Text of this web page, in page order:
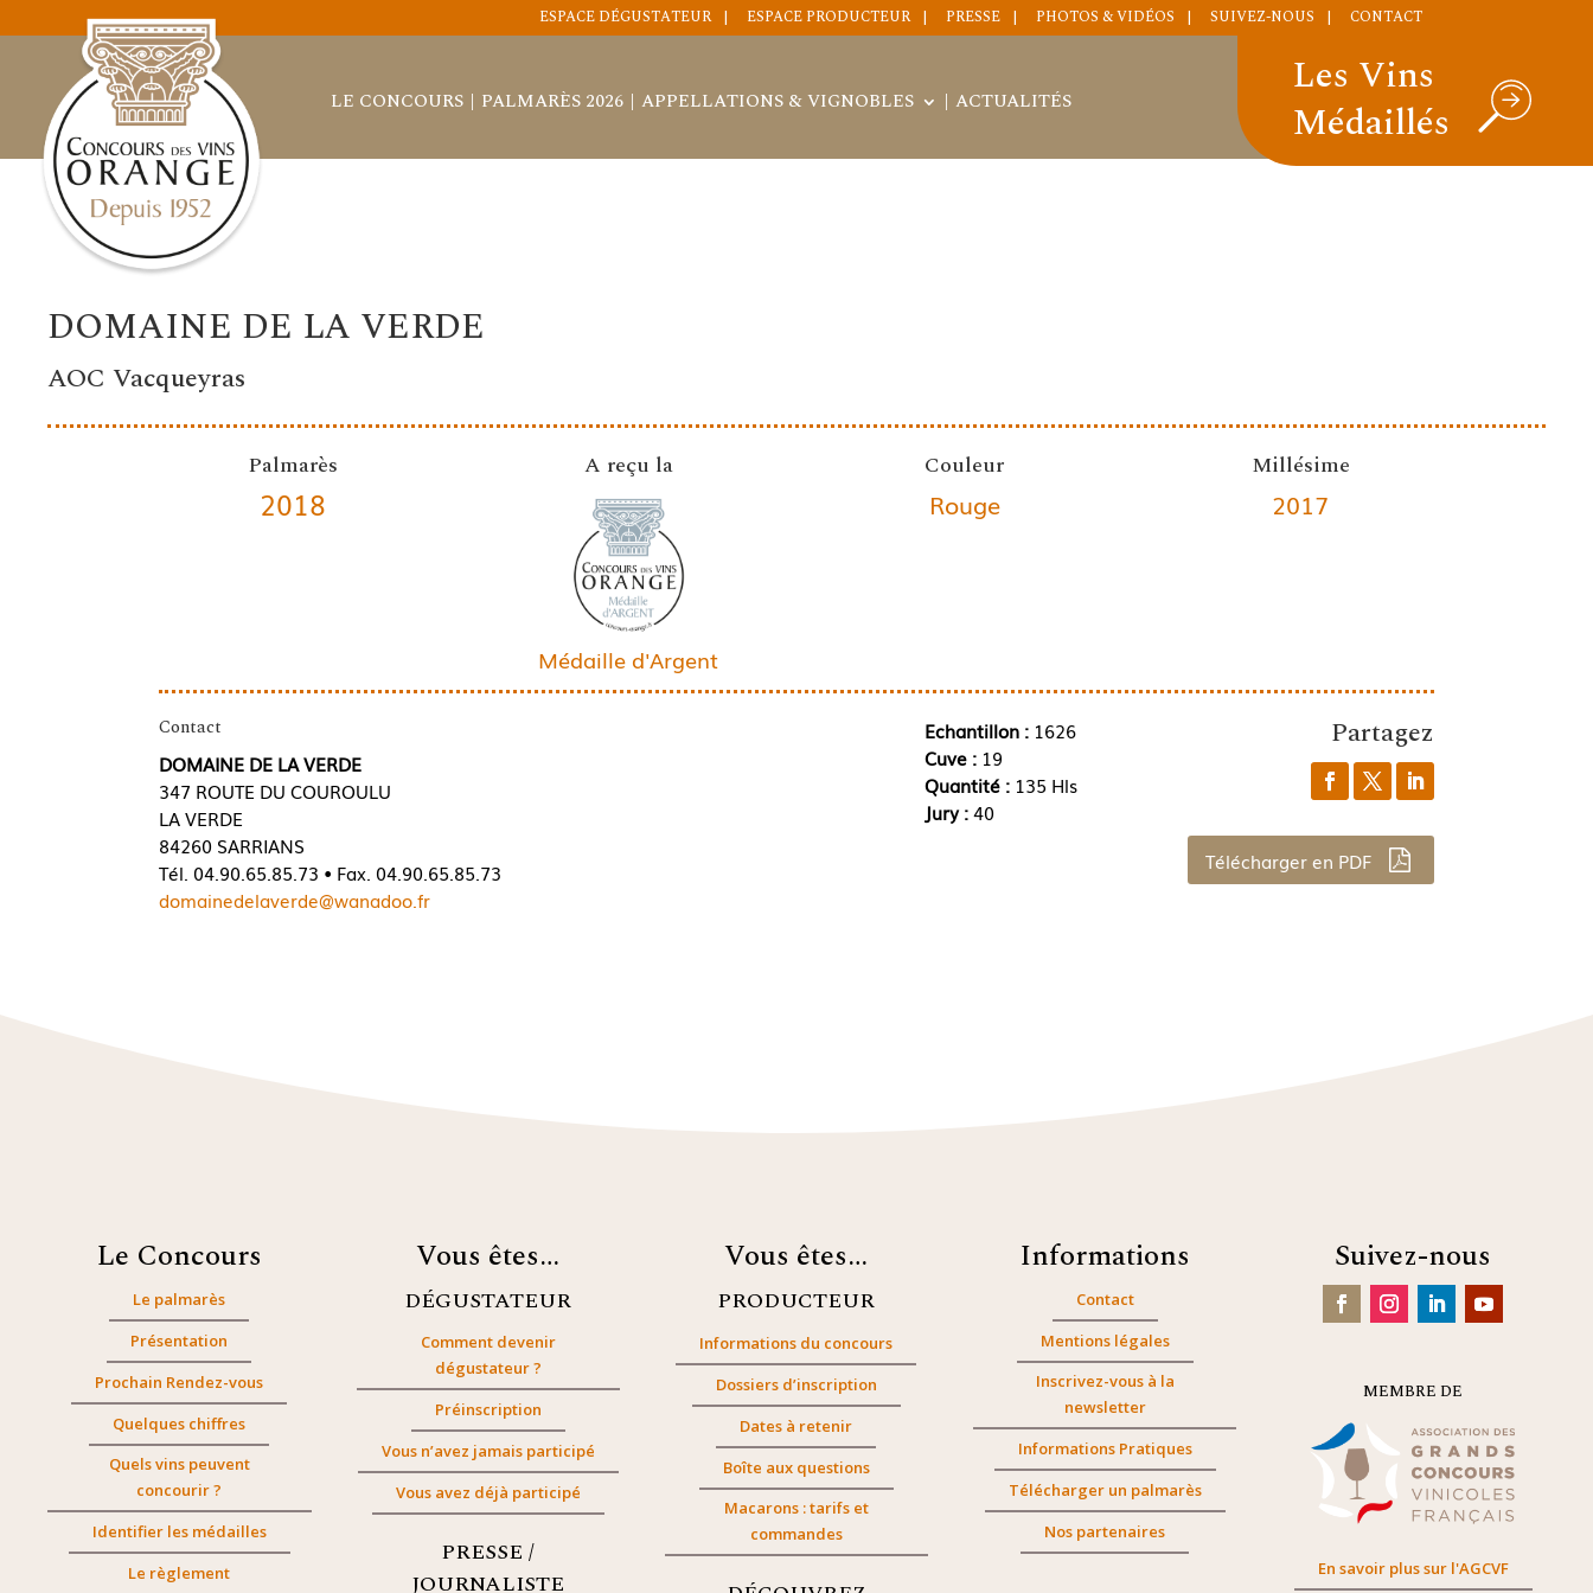
ESPACE DÉGUSTATEUR ESPACE PRODUCTEUR PRESSE PHOTOS & VIDÉOS SUIVEZ-NOUS CONTACT
LE CONCOURS PALMARÈS 2026 APPELLATIONS & VIGNOBLES ACTUALITÉS
Les Vins
Médaillés
DOMAINE DE LA VERDE
AOC Vacqueyras
Palmarès
2018
A reçu la
Médaille d'Argent
Couleur
Rouge
Millésime
2017
Contact
DOMAINE DE LA VERDE
347 ROUTE DU COUROULU
LA VERDE
84260 SARRIANS
Tél. 04.90.65.85.73 • Fax. 04.90.65.85.73
domainedelaverde@wanadoo.fr
Echantillon :1626
Cuve : 19
Quantité : 135 Hls
Jury :40
Partagez
Télécharger en PDF
Le Concours
Le palmarès
Présentation
Prochain Rendez-vous
Quelques chiffres
Quels vins peuvent
concourir ?
Identifier les médailles
Le règlement
Vous êtes…
DÉGUSTATEUR
Comment devenir
dégustateur ?
Préinscription
Vous n’avez jamais participé
Vous avez déjà participé
PRESSE /
JOURNALISTE
Vous êtes…
PRODUCTEUR
Informations du concours
Dossiers d’inscription
Dates à retenir
Boîte aux questions
Macarons : tarifs et
commandes
Informations
Contact
Mentions légales
Inscrivez-vous à la
newsletter
Informations Pratiques
Télécharger un palmarès
Nos partenaires
Suivez-nous
MEMBRE DE
En savoir plus sur l'AGCVF